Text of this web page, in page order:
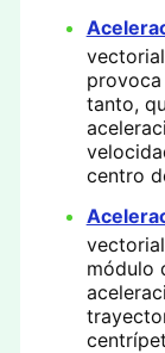
tanto,
centro
módulo